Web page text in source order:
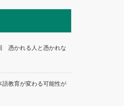
憑かれる人と憑かれな
教育が変わる可能性が